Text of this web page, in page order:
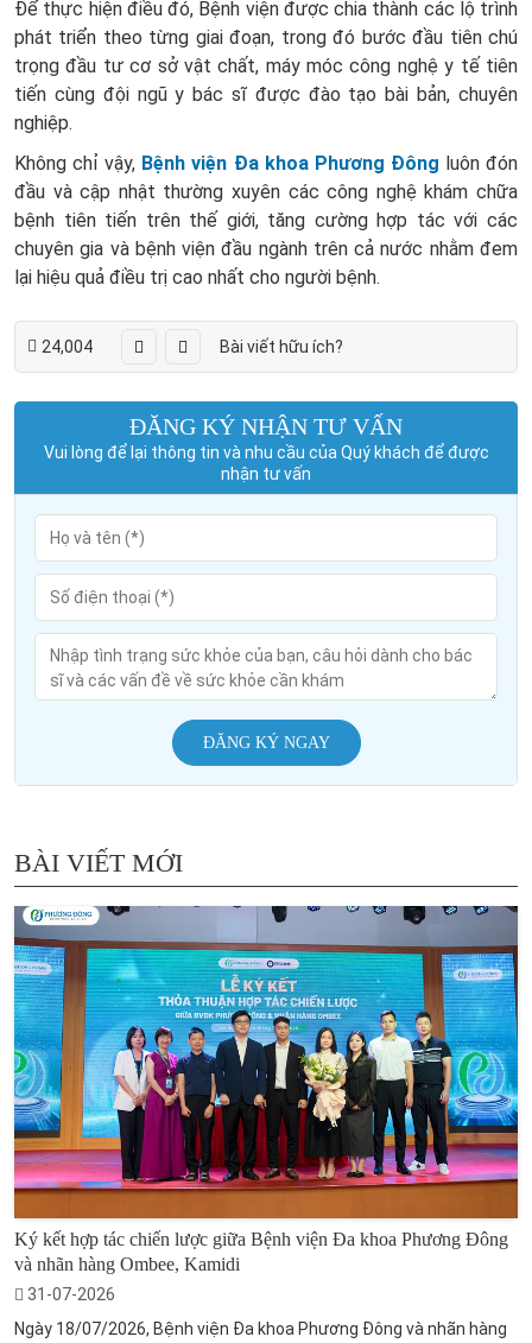
Để thực hiện điều đó, Bệnh viện được chia thành các lộ trình
phát triển theo từng giai đoạn, trong đó bước đầu tiên chú
trọng đầu tư cơ sở vật chất, máy móc công nghệ y tế tiên
tiến cùng đội ngũ y bác sĩ được đào tạo bài bản, chuyên
nghiệp.
Không chỉ vậy, Bệnh viện Đa khoa Phương Đông luôn đón
đầu và cập nhật thường xuyên các công nghệ khám chữa
bệnh tiên tiến trên thế giới, tăng cường hợp tác với các
chuyên gia và bệnh viện đầu ngành trên cả nước nhằm đem
lại hiệu quả điều trị cao nhất cho người bệnh.
24,004 Bài viết hữu ích?
ĐĂNG KÝ NHẬN TƯ VẤN
Vui lòng để lại thông tin và nhu cầu của Quý khách để được
nhận tư vấn
ĐĂNG KÝ NGAY
BÀI VIẾT MỚI
Ký kết hợp tác chiến lược giữa Bệnh viện Đa khoa Phương Đông
và nhãn hàng Ombee, Kamidi
31-07-2026
Ngày 18/07/2026, Bệnh viện Đa khoa Phương Đông và nhãn hàng